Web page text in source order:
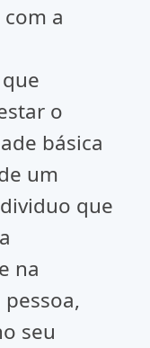
a
o
básica
um
que
na
seu